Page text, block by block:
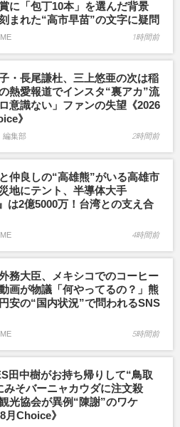
に「包丁10本」を選んだ背景
まれた“高市早苗”の文字に疑問
1時間前
・長尾謙杜、三上悠亜の次は稲
熱愛報道でインスタ“裏アカ”流
意識ない」ファンの失望《2026
》
編集部 2時間前
仲良しの“高雄熊”がいる高雄市
地にテント、半導体大手
は2億5000万！台湾との支え合
4時間前
務大臣、メキシコでのコーヒー
画が物議「何やってるの？」熊
安の“国内状況”で問われるSNS
5時間前
田中樹がお持ち帰りして“鳥取
みそバーニャカウダに注文殺
光協会が異例“陳謝”のワケ
月Choice》